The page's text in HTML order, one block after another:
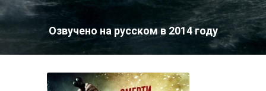
Озвучено на русском в 2014 году